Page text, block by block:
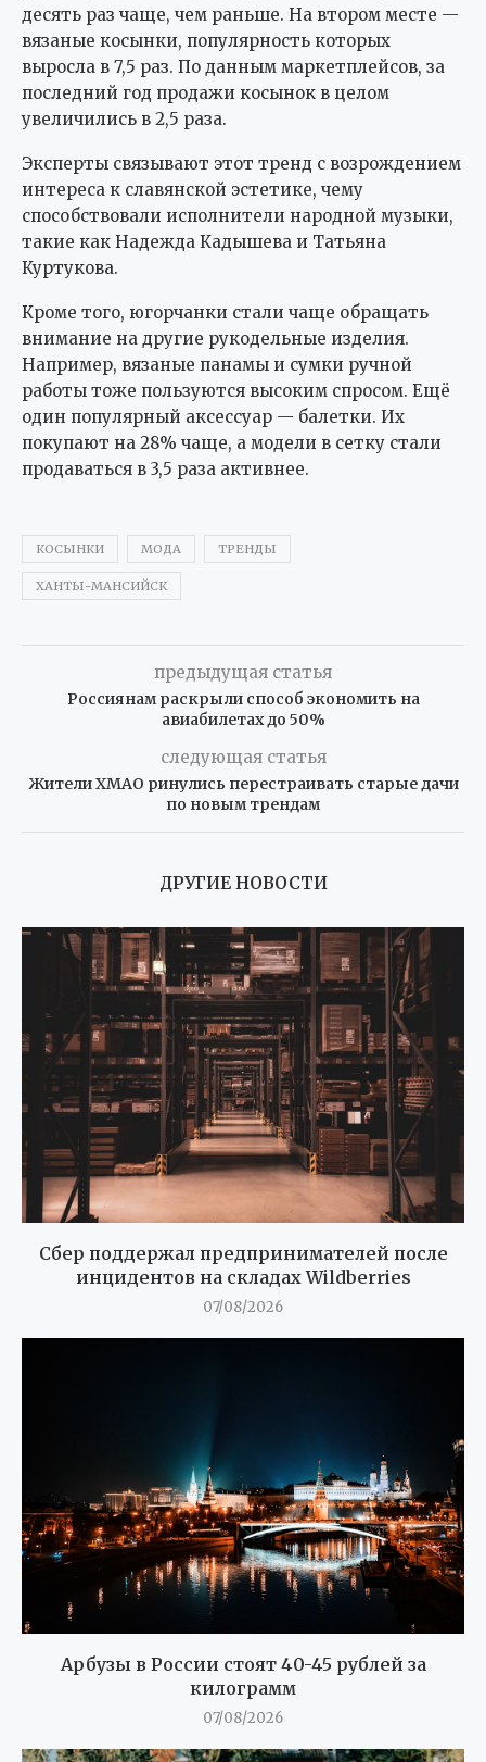
десять раз чаще, чем раньше. На втором месте —
вязаные косынки, популярность которых
выросла в 7,5 раз. По данным маркетплейсов, за
последний год продажи косынок в целом
увеличились в 2,5 раза.
Эксперты связывают этот тренд с возрождением
интереса к славянской эстетике, чему
способствовали исполнители народной музыки,
такие как Надежда Кадышева и Татьяна
Куртукова.
Кроме того, югорчанки стали чаще обращать
внимание на другие рукодельные изделия.
Например, вязаные панамы и сумки ручной
работы тоже пользуются высоким спросом. Ещё
один популярный аксессуар — балетки. Их
покупают на 28% чаще, а модели в сетку стали
продаваться в 3,5 раза активнее.
КОСЫНКИ МОДА ТРЕНДЫ
ХАНТЫ-МАНСИЙСК
предыдущая статья
Россиянам раскрыли способ экономить на
авиабилетах до 50%
следующая статья
Жители ХМАО ринулись перестраивать старые дачи
по новым трендам
ДРУГИЕ НОВОСТИ
Сбер поддержал предпринимателей после
инцидентов на складах Wildberries
07/08/2026
Арбузы в России стоят 40-45 рублей за
килограмм
07/08/2026